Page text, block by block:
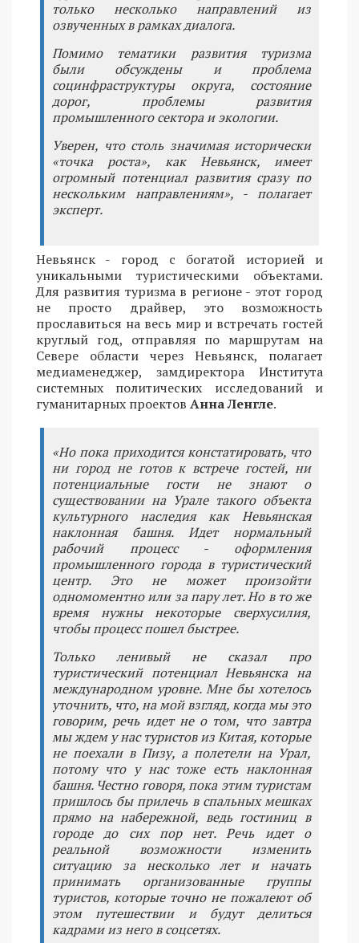
только несколько направлений из
озвученных в рамках диалога.
Помимо тематики развития туризма
были обсуждены и проблема
социнфраструктуры округа, состояние
дорог, проблемы развития
промышленного сектора и экологии.
Уверен, что столь значимая исторически
«точка роста», как Невьянск, имеет
огромный потенциал развития сразу по
нескольким направлениям», - полагает
эксперт.
Невьянск - город с богатой историей и
уникальными туристическими объектами.
Для развития туризма в регионе - этот город
не просто драйвер, это возможность
прославиться на весь мир и встречать гостей
круглый год, отправляя по маршрутам на
Севере области через Невьянск, полагает
медиаменеджер, замдиректора Института
системных политических исследований и
гуманитарных проектов Анна Ленгле.
«Но пока приходится констатировать, что
ни город не готов к встрече гостей, ни
потенциальные гости не знают о
существовании на Урале такого объекта
культурного наследия как Невьянская
наклонная башня. Идет нормальный
рабочий процесс - оформления
промышленного города в туристический
центр. Это не может произойти
одномоментно или за пару лет. Но в то же
время нужны некоторые сверхусилия,
чтобы процесс пошел быстрее.
Только ленивый не сказал про
туристический потенциал Невьянска на
международном уровне. Мне бы хотелось
уточнить, что, на мой взгляд, когда мы это
говорим, речь идет не о том, что завтра
мы ждем у нас туристов из Китая, которые
не поехали в Пизу, а полетели на Урал,
потому что у нас тоже есть наклонная
башня. Честно говоря, пока этим туристам
пришлось бы прилечь в спальных мешках
прямо на набережной, ведь гостиниц в
городе до сих пор нет. Речь идет о
реальной возможности изменить
ситуацию за несколько лет и начать
принимать организованные группы
туристов, которые точно не пожалеют об
этом путешествии и будут делиться
кадрами из него в соцсетях.